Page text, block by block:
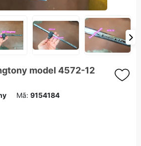
model 4572-12
Mã: 9154184